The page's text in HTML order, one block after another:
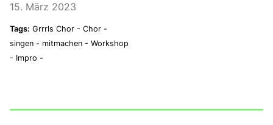
15. März 2023
Tags: Grrrls Chor - Chor -
singen - mitmachen - Workshop
- Impro -